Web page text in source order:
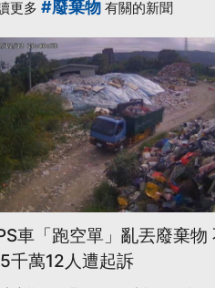
更多 #廢棄物 有關的新聞
車「跑空單」亂丟廢棄物
千萬12人遭起訴